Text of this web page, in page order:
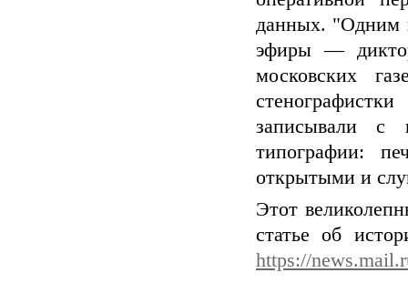
данных. "Одним
эфиры —
московских
записывали с
типографии:
открытыми и
Этот
статье об
https://